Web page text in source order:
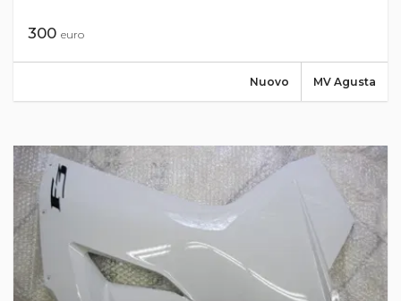
300 euro
MV Agusta
Nuovo